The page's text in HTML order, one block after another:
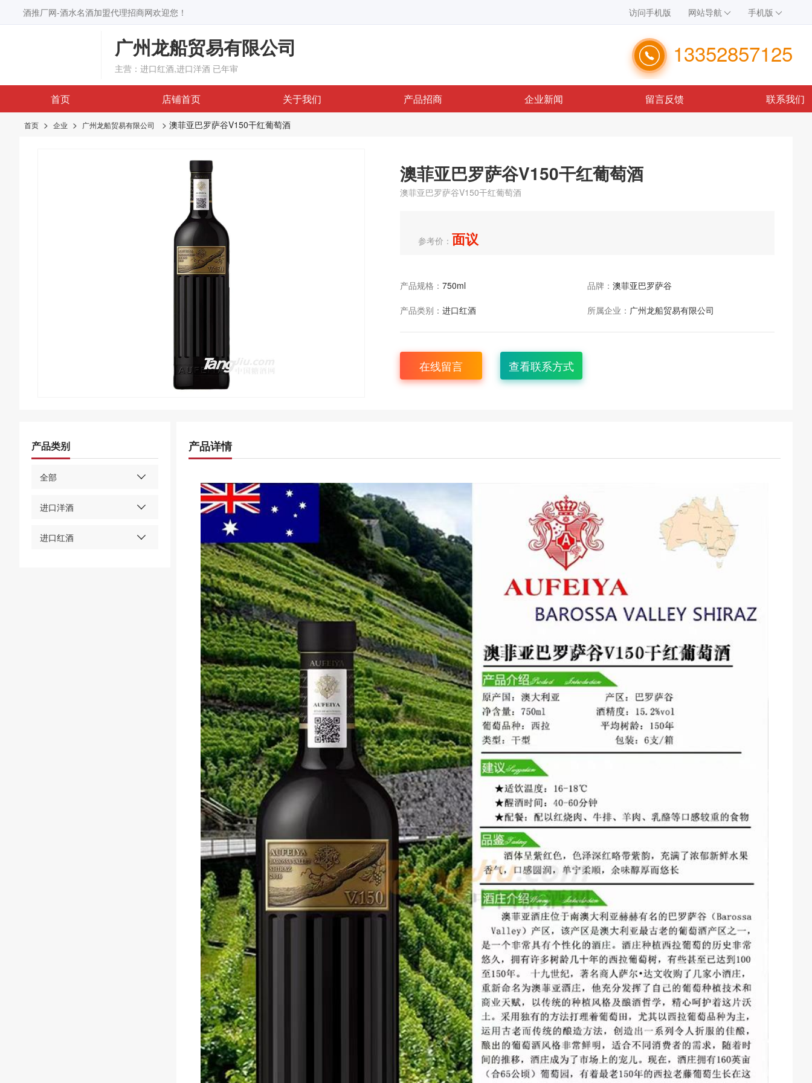
酒推厂网-酒水名酒加盟代理招商网欢迎您！ 访问手机版 网站导航 手机版
广州龙船贸易有限公司
主营：进口红酒,进口洋酒 已年审
13352857125
首页 店铺首页 关于我们 产品招商 企业新闻 留言反馈 联系我们
首页 > 企业 > 广州龙船贸易有限公司 > 澳菲亚巴罗萨谷V150干红葡萄酒
澳菲亚巴罗萨谷V150干红葡萄酒
澳菲亚巴罗萨谷V150干红葡萄酒
参考价： 面议
产品规格： 750ml 品牌： 澳菲亚巴罗萨谷
产品类别： 进口红酒 所属企业： 广州龙船贸易有限公司
在线留言 查看联系方式
产品类别
全部
进口洋酒
进口红酒
产品详情